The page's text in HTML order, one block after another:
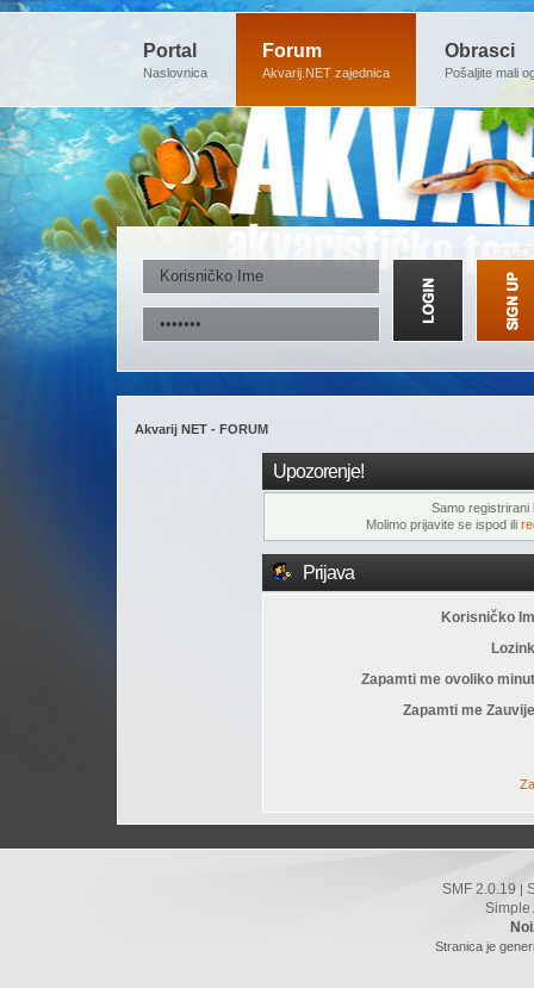
Portal
Naslovnica
Forum
Akvarij.NET zajednica
Obrasci
Pošaljite mali
Akvarij NET - FORUM
Upozorenje!
Samo registrirani
Molimo prijavite se ispod ili
Prijava
Korisničko
Zapamti me ovoliko
Zapamti me
SMF 2.0.19
Simple
Stranica je